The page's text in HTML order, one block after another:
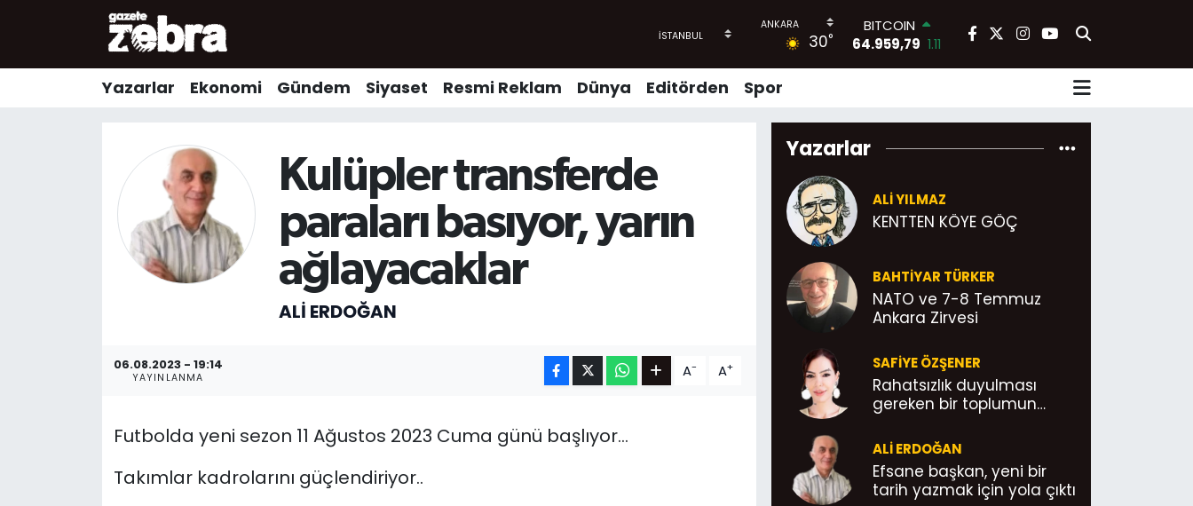
30°
BITCOIN
64.959,79 1.11
55,2510 0.32
64,4811
6660.55 0.03
BİST100
13.779 -14
Yazarlar Ekonomi Gündem Siyaset Resmi Reklam Dünya Editörden Spor
Kulüpler transferde
paraları basıyor, yarın
ağlayacaklar
ALI ERDOĞAN
06.08.2023 - 19:14
YAYINLANMA A- A+
Futbolda yeni sezon 11 Ağustos 2023 Cuma günü başlıyor…
Takımlar kadrolarını güçlendiriyor..
Yazarlar
ALI YILMAZ
KENTTEN KÖYE GÖÇ
BAHTIYAR TÜRKER
NATO ve 7-8 Temmuz
Ankara Zirvesi
SAFIYE ÖZŞENER
Rahatsızlık duyulması
gereken bir toplumun
ALI ERDOĞAN
Efsane başkan, yeni bir
tarih yazmak için yola çıktı
Yazarlar
Kültür-Sanat
Nöbetçi Eczaneler
Trafik Durumu
Süper Lig Puan Durumu ve Fikstür
Tüm Manşetler